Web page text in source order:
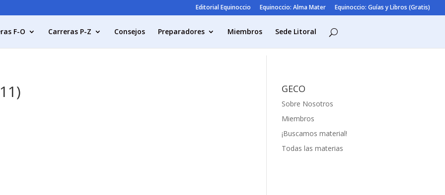
Editorial Equinoccio Equinoccio: Alma Mater Equinoccio: Guías y Libros (Gratis)
F-O Carreras P-Z Consejos Preparadores Miembros Sede Litoral
GECO
Sobre Nosotros
Miembros
¡Buscamos material!
Todas las materias